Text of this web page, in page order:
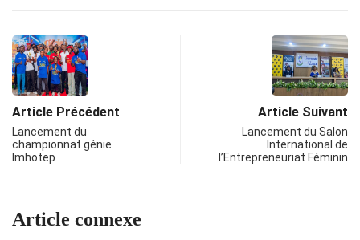
Article Précédent
Lancement du
championnat génie
Imhotep
Article Suivant
Lancement du Salon
International de
l’Entrepreneuriat Féminin
Article connexe